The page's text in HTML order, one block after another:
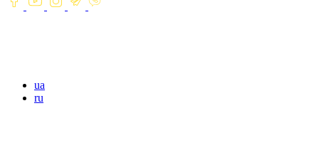
ua
ru